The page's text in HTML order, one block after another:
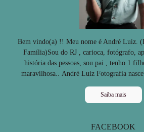
Bem vindo(a) !! Meu nome é André Luiz.
Família)Sou do RJ , carioca, fotógrafo,
história das pessoas, sou pai , tenho 1
maravilhosa.. André Luiz Fotografia
Saiba mais
FACEBOOK